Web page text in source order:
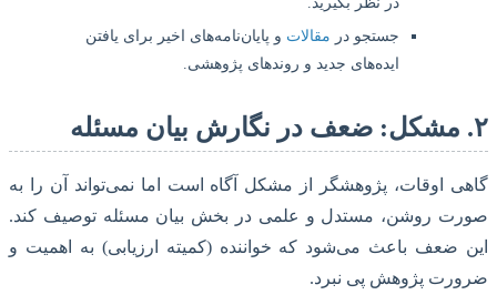
جستجو درمقالاتو پایان‌نامه‌های اخیر برای یافتن
ایده‌های جدید و روندهای پژوهشی.
اوقات، پژوهشگر از مشکل آگاه است اما نمی‌تواند آن را به
روشن، مستدل و علمی در بخش بیان مسئله توصیف کند.
ضعف باعث می‌شود که خواننده (کمیته ارزیابی) به اهمیت و
پژوهش پی نبرد.